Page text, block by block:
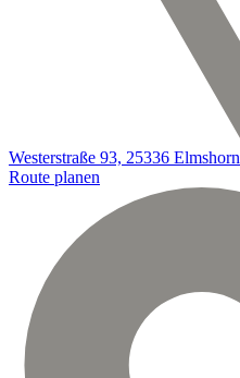
Westerstraße 93, 25336 Elmshorn
Route planen